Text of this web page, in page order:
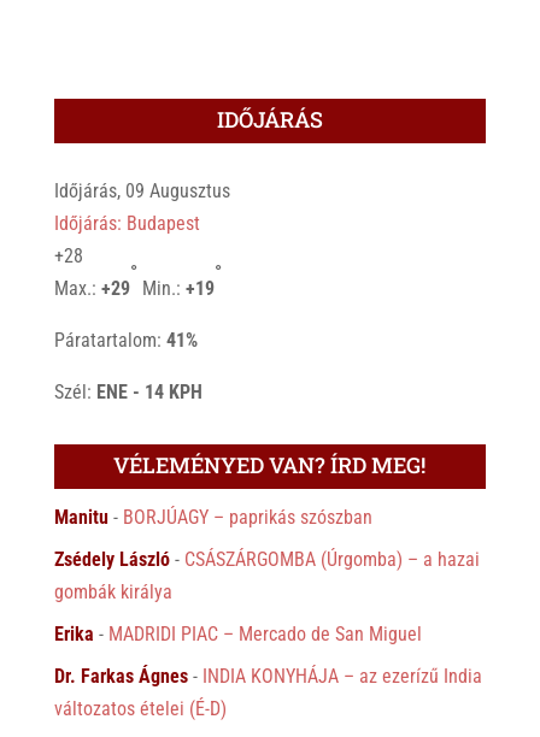
IDŐJÁRÁS
Időjárás, 09 Augusztus
Időjárás: Budapest
+28
Max.: +29
°
Min.: +19
°
Páratartalom: 41%
Szél: ENE - 14 KPH
VÉLEMÉNYED VAN? ÍRD MEG!
Manitu- BORJÚAGY – paprikás szószban
Zsédely László- CSÁSZÁRGOMBA (Úrgomba) – a hazai
gombák királya
Erika - MADRIDI PIAC – Mercado de San Miguel
Dr. Farkas Ágnes- INDIA KONYHÁJA – az ezerízű India
változatos ételei (É-D)